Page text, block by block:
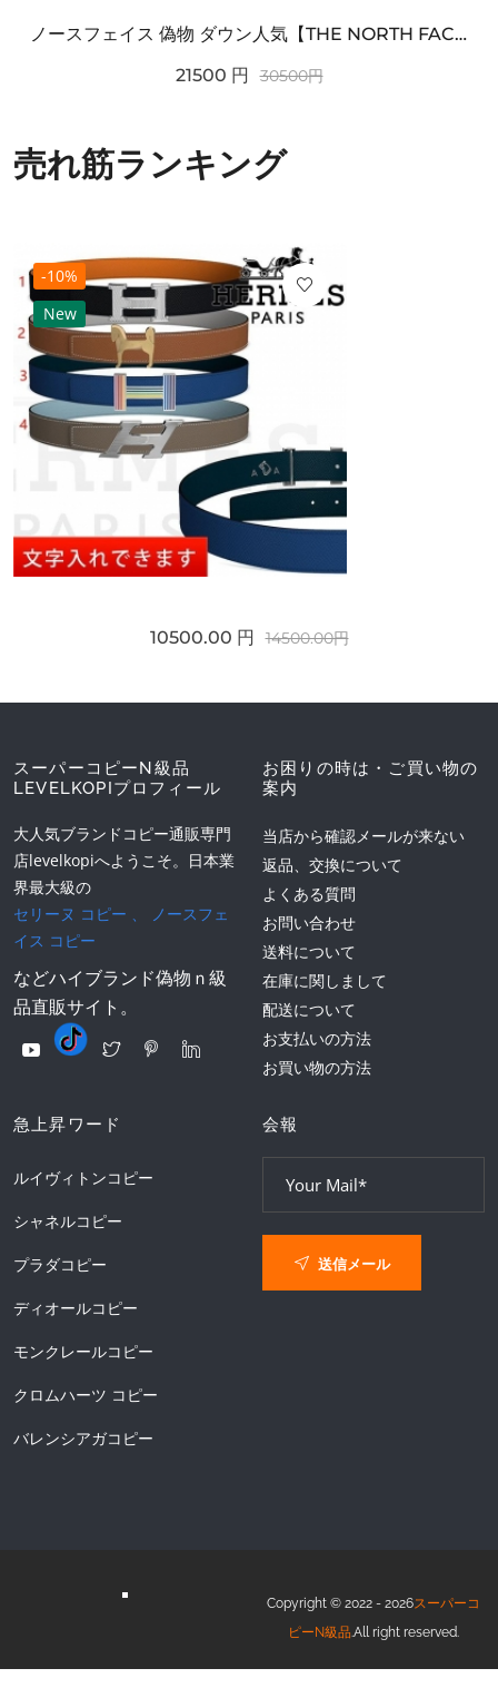
ノースフェイス 偽物 ダウン人気【THE NORTH FACE】M'S 7 SUMMIT HIM...
21500 円 30500円
売れ筋ランキング
-10%
New
10500.00 円 14500.00円
スーパーコピーN級品
LEVELKOPIプロフィール
大人気ブランドコピー通販専門
店levelkopiへようこそ。日本業
界最大級の
セリーヌ コピー 、
ノースフェ
イス コピー
などハイブランド偽物ｎ級
品直販サイト。
お困りの時は・ご買い物の
案内
当店から確認メールが来ない
返品、交換について
よくある質問
お問い合わせ
送料について
在庫に関しまして
配送について
お支払いの方法
お買い物の方法
急上昇ワード
ルイヴィトンコピー
シャネルコピー
プラダコピー
ディオールコピー
モンクレールコピー
クロムハーツ コピー
バレンシアガコピー
会報
送信メール
Copyright © 2022 - 2026スーパーコ
ピーN級品.All right reserved.